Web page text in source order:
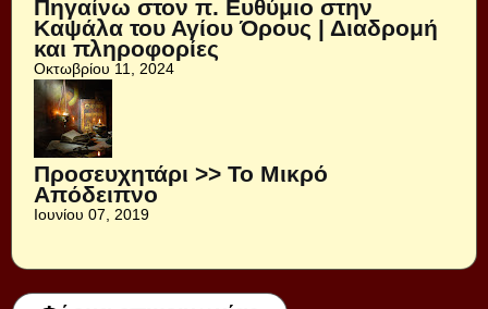
Πηγαίνω στον π. Ευθύμιο στην
Καψάλα του Αγίου Όρους | Διαδρομή
και πληροφορίες
Οκτωβρίου 11, 2024
Προσευχητάρι >> Το Μικρό
Απόδειπνο
Ιουνίου 07, 2019